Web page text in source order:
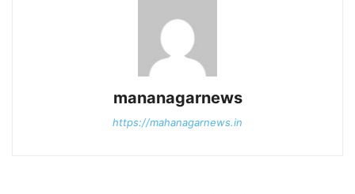
mananagarnews
https://mahanagarnews.in